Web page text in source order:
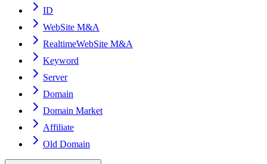
ID
WebSite M&A
RealtimeWebSite M&A
Keyword
Server
Domain
Domain Market
Affiliate
Old Domain